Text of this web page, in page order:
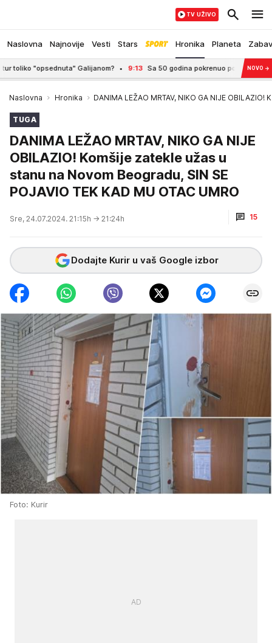
Naslovna Najnovije Vesti Stars Hronika Planeta
TV UŽIVO
Galijanom? 9:13 Sa 50 godina pokrenuo posao i ne zna šta će sa
NOVO →
Naslovna Hronika DANIMA LEŽAO MRTAV, NIKO GA NIJE
TUGA
DANIMA LEŽAO MRTAV, NIKO GA NIJE
OBILAZIO! Komšije zatekle užas u
stanu na Novom Beogradu, SIN SE
POJAVIO TEK KAD MU OTAC UMRO
Sre, 24.07.2024. 21:15h → 21:24h 15
Dodajte Kurir u vaš Google izbor
Foto: Kurir